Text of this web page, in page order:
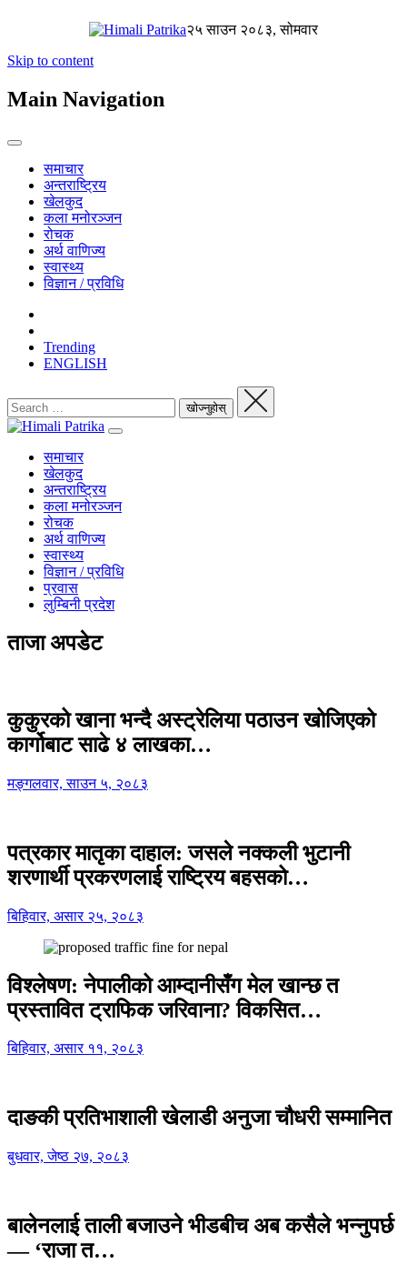
२५ साउन २०८३, सोमवार
Skip to content
Main Navigation
समाचार
अन्तराष्ट्रिय
खेलकुद
कला मनोरञ्जन
रोचक
अर्थ वाणिज्य
स्वास्थ्य
विज्ञान / प्रविधि
Trending
ENGLISH
समाचार
खेलकुद
अन्तराष्ट्रिय
कला मनोरञ्जन
रोचक
अर्थ वाणिज्य
स्वास्थ्य
विज्ञान / प्रविधि
प्रवास
लुम्बिनी प्रदेश
ताजा अपडेट
कुकुरको खाना भन्दै अस्ट्रेलिया पठाउन खोजिएको
कार्गोबाट साढे ४ लाखका…
मङ्गलवार, साउन ५, २०८३
पत्रकार मातृका दाहाल: जसले नक्कली भुटानी
शरणार्थी प्रकरणलाई राष्ट्रिय बहसको…
बिहिवार, असार २५, २०८३
विश्लेषण: नेपालीको आम्दानीसँग मेल खान्छ त
प्रस्तावित ट्राफिक जरिवाना? विकसित…
बिहिवार, असार ११, २०८३
दाङकी प्रतिभाशाली खेलाडी अनुजा चौधरी सम्मानित
बुधवार, जेष्ठ २७, २०८३
बालेनलाई ताली बजाउने भीडबीच अब कसैले भन्नुपर्छ
— ‘राजा त…